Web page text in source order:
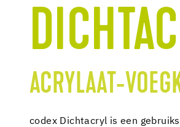
ACRYLAAT-
codex Dichtacryl is een